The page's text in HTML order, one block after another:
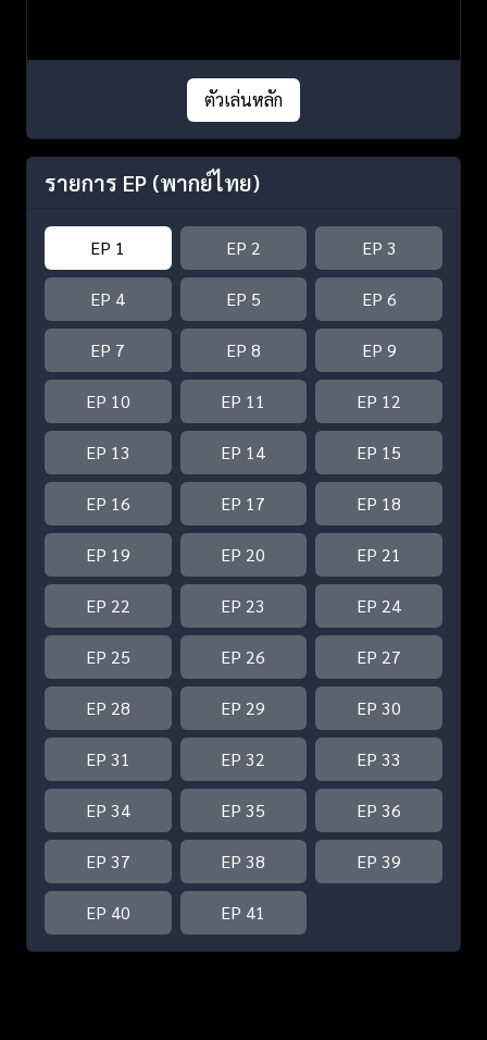
ตัวเล่นหลัก
รายการ EP (พากย์ไทย)
EP 1 EP 2 EP 3
EP 4 EP 5 EP 6
EP 7 EP 8 EP 9
EP 10 EP 11 EP 12
EP 13 EP 14 EP 15
EP 16 EP 17 EP 18
EP 19 EP 20 EP 21
EP 22 EP 23 EP 24
EP 25 EP 26 EP 27
EP 28 EP 29 EP 30
EP 31 EP 32 EP 33
EP 34 EP 35 EP 36
EP 37 EP 38 EP 39
EP 40 EP 41